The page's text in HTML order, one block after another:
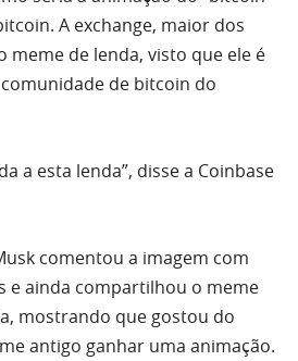
A exchange, maior dos
meme de lenda, visto que ele é
de bitcoin do
a esta lenda”, disse a Coinbase
comentou a imagem com
e ainda compartilhou o meme
mostrando que gostou do
antigo ganhar uma animação.